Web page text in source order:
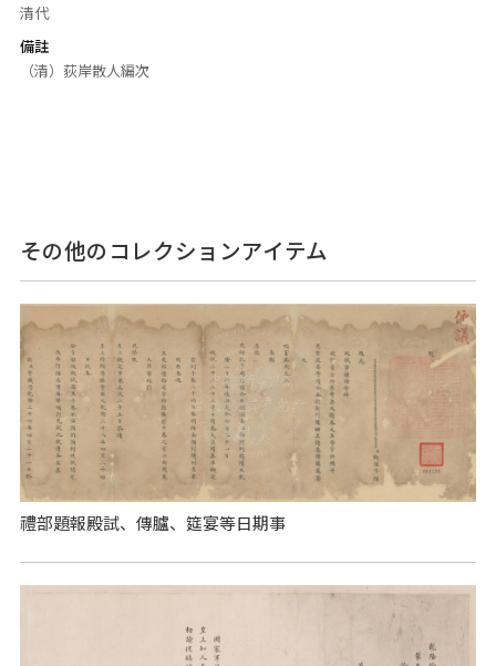
清代
備註
（清）荻岸散人編次
その他のコレクションアイテム
禮部題報殿試、傳臚、筵宴等日期事